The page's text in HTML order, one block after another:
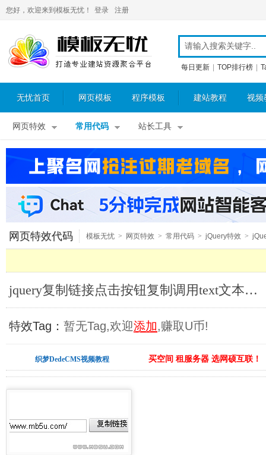
您好，欢迎来到模板无忧！ 登录 注册
每日更新 TOP排行榜
无忧首页 网页模板 程序模板 建站教程 视频
网页特效 常用代码 站长工具
网页特效代码 模板无忧 > 网页特效 > 常用代码 > jQuery特效 >
表单特效 >
jquery复制链接点击按钮复制调用text文本框内容_jQuery表单特效
特效Tag： 暂无Tag,欢迎添加,赚取U币!
织梦DedeCMS视频教程 买空间 租服务器 选网硕互联！